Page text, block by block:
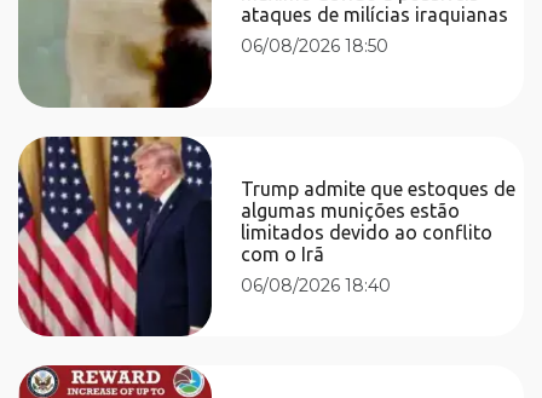
ataques de milícias iraquianas
06/08/2026 18:50
Trump admite que estoques de
algumas munições estão
limitados devido ao conflito
com o Irã
06/08/2026 18:40